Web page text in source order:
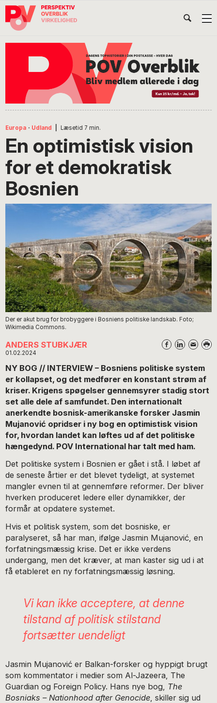
Gå
direkte
Skip
indhold
Gå
direkte
Europa · Udland Læsetid 7 min.
En optimistisk vision
for et demokratisk
Bosnien
Der er akut brug for brobyggere i Bosniens politiske landskab. Foto;
Wikimedia Commons.
ANDERS STUBKJÆR
01.02.2024
NY BOG // INTERVIEW – Bosniens politiske system
er kollapset, og det medfører en konstant strøm af
kriser. Krigens spøgelser gennemsyrer stadig stort
set alle dele af samfundet. Den internationalt
anerkendte bosnisk-amerikanske forsker Jasmin
Mujanović opridser i ny bog en optimistisk vision
for, hvordan landet kan løftes ud af det politiske
hængedynd. POV International har talt med ham.
Det politiske system i Bosnien er gået i stå. I løbet af
de seneste årtier er det blevet tydeligt, at systemet
mangler evnen til at gennemføre reformer. Der bliver
hverken produceret ledere eller dynamikker, der
formår at opdatere systemet.
Hvis et politisk system, som det bosniske, er
paralyseret, så har man, ifølge Jasmin Mujanović, en
forfatningsmæssig krise. Det er ikke verdens
undergang, men det kræver, at man kaster sig ud i at
få etableret en ny forfatningsmæssig løsning.
Vi kan ikke acceptere, at denne
tilstand af politisk stilstand
fortsætter uendeligt
Jasmin Mujanović er Balkan-forsker og hyppigt brugt
som kommentator i medier som Al-Jazeera, The
Guardian og Foreign Policy. Hans nye bog, The
Bosniaks – Nationhood after Genocide , skiller sig ud